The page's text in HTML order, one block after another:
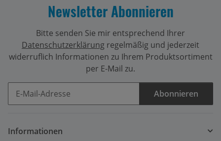
Newsletter Abonnieren
Bitte senden Sie mir entsprechend Ihrer
Datenschutzerklärung regelmäßig und jederzeit
widerruflich Informationen zu Ihrem Produktsortiment
per E-Mail zu.
Abonnieren
Informationen